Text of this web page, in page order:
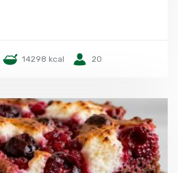
14298 kcal 20